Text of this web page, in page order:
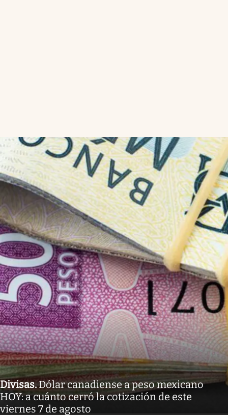
Divisas.Dólar canadiense a peso mexicano
HOY: a cuánto cerró la cotización de este
viernes 7 de agosto